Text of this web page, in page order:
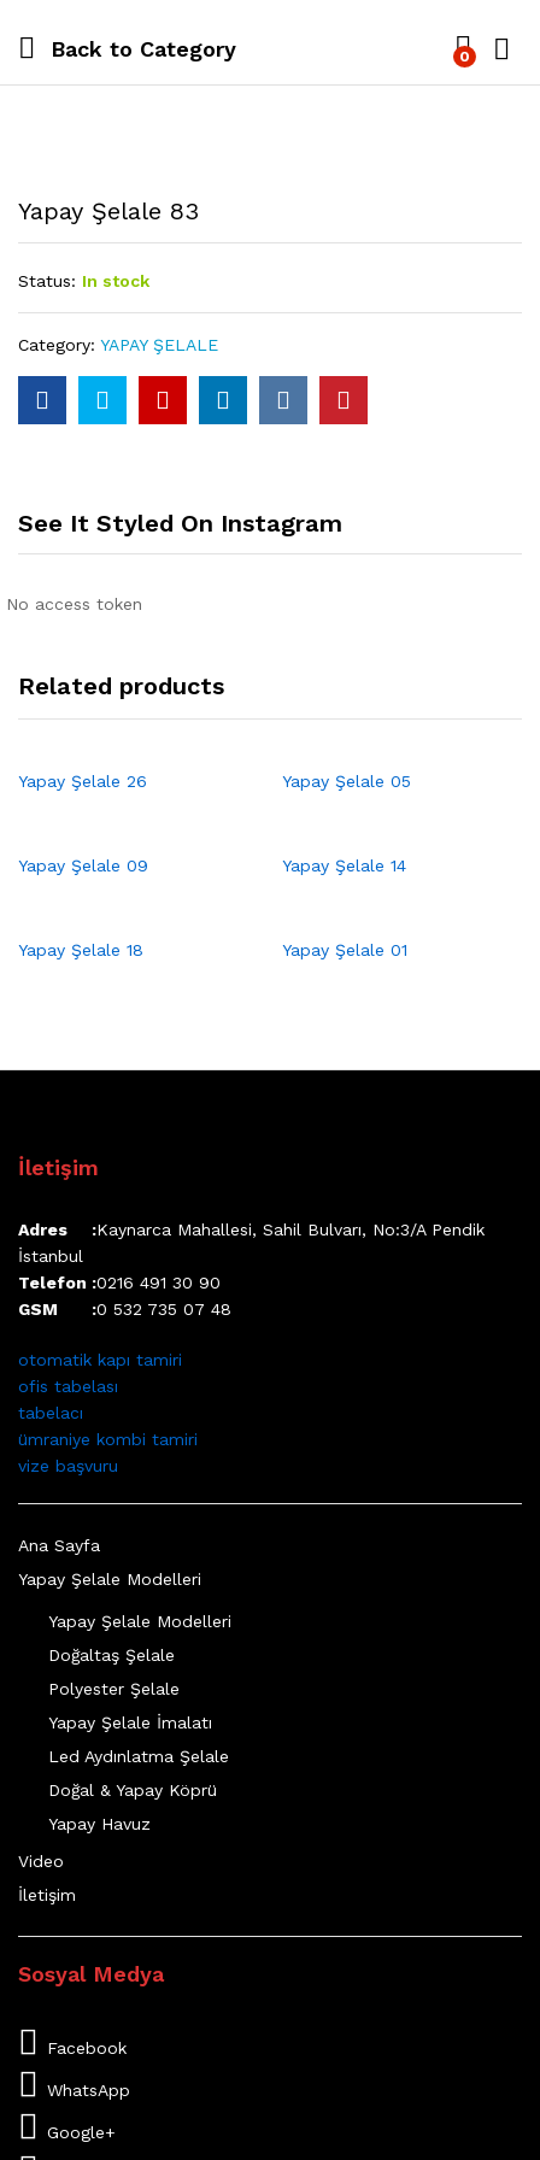
Back to Category 0
Yapay Şelale 83
Status: In stock
Category: YAPAY ŞELALE
See It Styled On Instagram
No access token
Related products
Yapay Şelale 26 Yapay Şelale 05
Yapay Şelale 09 Yapay Şelale 14
Yapay Şelale 18 Yapay Şelale 01
İletişim
Adres :Kaynarca Mahallesi, Sahil Bulvarı, No:3/A Pendik
İstanbul
Telefon :0216 491 30 90
GSM :0 532 735 07 48
otomatik kapı tamiri
ofis tabelası
tabelacı
ümraniye kombi tamiri
vize başvuru
Ana Sayfa
Yapay Şelale Modelleri
Yapay Şelale Modelleri
Doğaltaş Şelale
Polyester Şelale
Yapay Şelale İmalatı
Led Aydınlatma Şelale
Doğal & Yapay Köprü
Yapay Havuz
Video
İletişim
Sosyal Medya
Facebook
WhatsApp
Google+